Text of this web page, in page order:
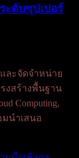
ะดับซุปเปอร์
ละจัดจำหน่าย
งสร้างพื้นฐาน
Computing,
มนำเสนอ